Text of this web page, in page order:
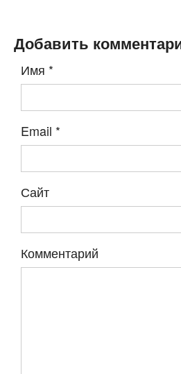
Добавить
Имя *
Email *
Сайт
Комментарий